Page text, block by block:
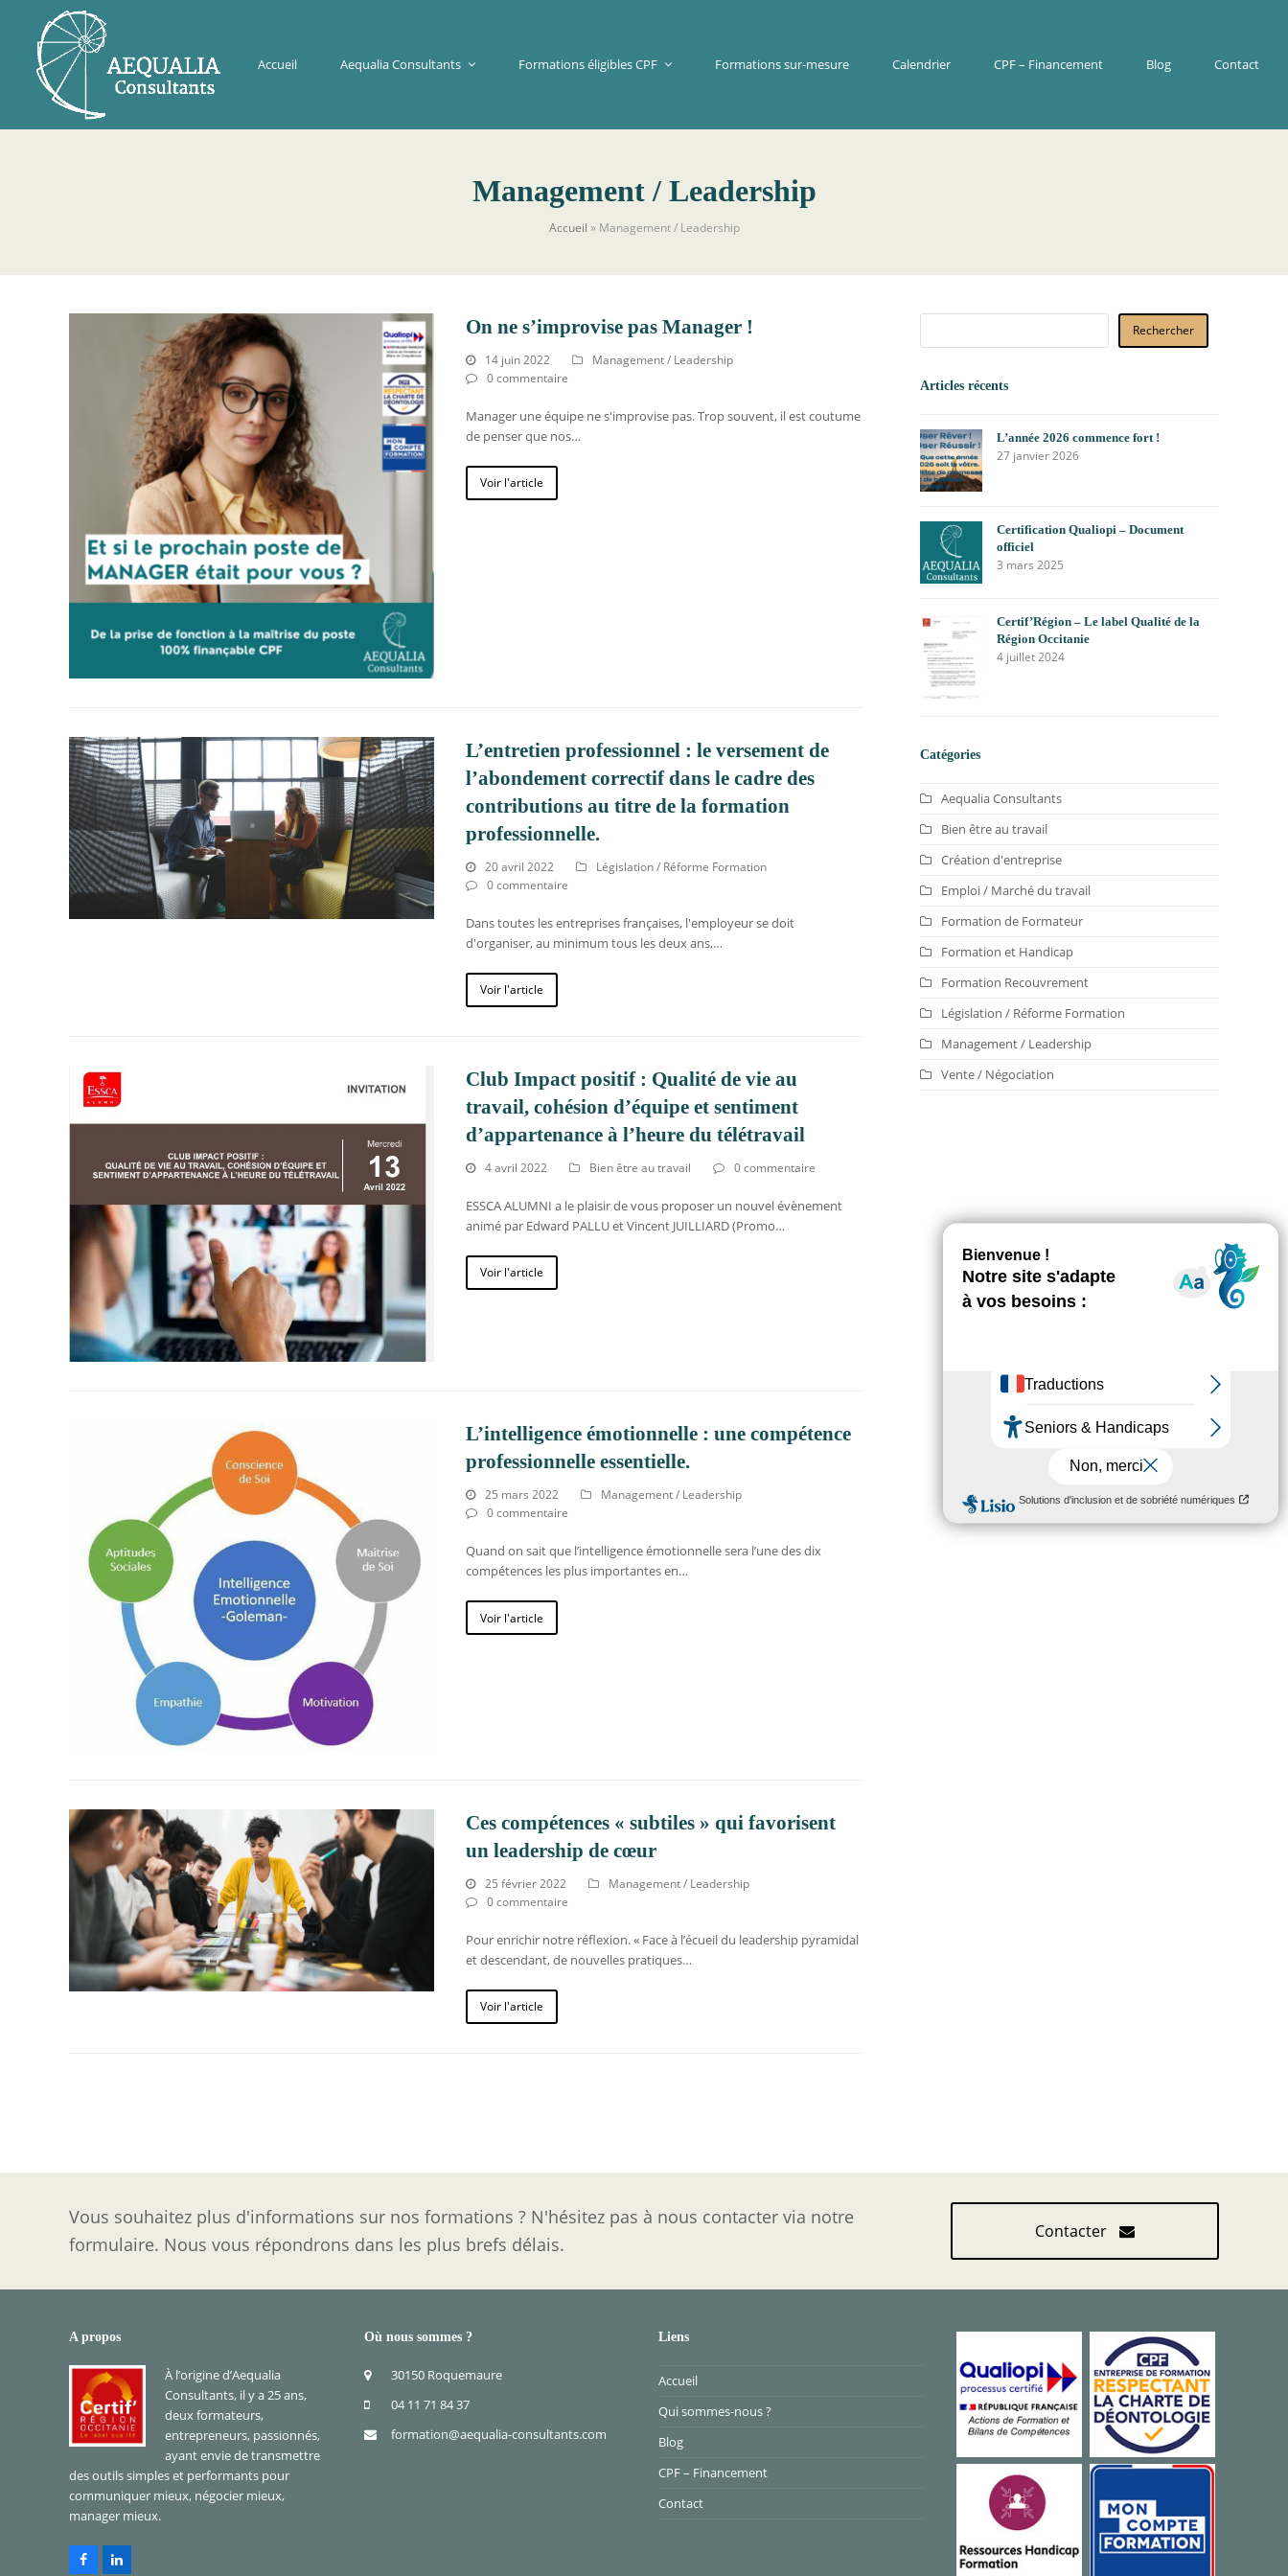
Accueil Aequalia Consultants Formations éligibles CPF Formations sur-mesure Calendrier CPF – Financement Blog Contact
Management / Leadership
Accueil » Management / Leadership
On ne s’improvise pas Manager !
14 juin 2022
Management / Leadership
0 commentaire
Manager une équipe ne s'improvise pas. Trop souvent, il est coutume
de penser que nos…
Voir l'article
L’entretien professionnel : le versement de
l’abondement correctif dans le cadre des
contributions au titre de la formation
professionnelle.
20 avril 2022
Législation / Réforme Formation
0 commentaire
Dans toutes les entreprises françaises, l'employeur se doit
d'organiser, au minimum tous les deux ans,…
Voir l'article
Club Impact positif : Qualité de vie au
travail, cohésion d’équipe et sentiment
d’appartenance à l’heure du télétravail
4 avril 2022 Bien être au travail 0 commentaire
ESSCA ALUMNI a le plaisir de vous proposer un nouvel évènement
animé par Edward PALLU et Vincent JUILLIARD (Promo…
Voir l'article
L’intelligence émotionnelle : une compétence
professionnelle essentielle.
25 mars 2022
Management / Leadership
0 commentaire
Quand on sait que l’intelligence émotionnelle sera l’une des dix
compétences les plus importantes en…
Voir l'article
Ces compétences « subtiles » qui favorisent
un leadership de cœur
25 février 2022
Management / Leadership
0 commentaire
Pour enrichir notre réflexion. « Face à l’écueil du leadership pyramidal
et descendant, de nouvelles pratiques…
Voir l'article
Rechercher
Articles récents
L’année 2026 commence fort !
27 janvier 2026
Certification Qualiopi – Document
officiel
3 mars 2025
Certif’Région – Le label Qualité de la
Région Occitanie
4 juillet 2024
Catégories
Aequalia Consultants
Bien être au travail
Création d'entreprise
Emploi / Marché du travail
Formation de Formateur
Formation et Handicap
Formation Recouvrement
Législation / Réforme Formation
Management / Leadership
Vente / Négociation
Vous souhaitez plus d'informations sur nos formations ? N'hésitez pas à nous contacter via notre
formulaire. Nous vous répondrons dans les plus brefs délais.
Contacter
A propos
À l’origine d’Aequalia
Consultants, il y a 25 ans,
deux formateurs,
entrepreneurs, passionnés,
ayant envie de transmettre
des outils simples et performants pour
communiquer mieux, négocier mieux,
manager mieux.
FacebookLinkedIn
Où nous sommes ?
30150 Roquemaure
04 11 71 84 37
formation@aequalia-consultants.com
Liens
Accueil
Qui sommes-nous ?
Blog
CPF – Financement
Contact